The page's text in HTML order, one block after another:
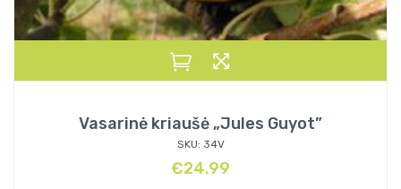
Vasarinė kriaušė „Jules Guyot”
SKU: 34V
€24.99